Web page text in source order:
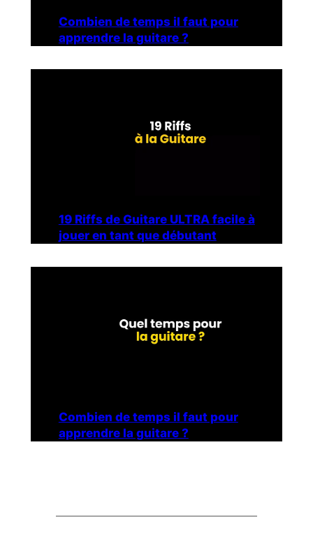
Combien de temps il faut pour
apprendre la guitare ?
19 Riffs de Guitare ULTRA facile à
jouer en tant que débutant
Combien de temps il faut pour
apprendre la guitare ?